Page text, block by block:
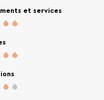
et services